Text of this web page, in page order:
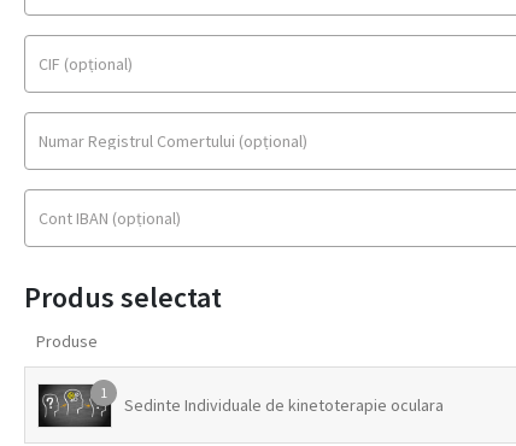
CIF (opțional)
Numar Registrul Comertului (opțional)
Cont IBAN (opțional)
Produs selectat
Produse
1
Sedinte Individuale de kinetoterapie oculara